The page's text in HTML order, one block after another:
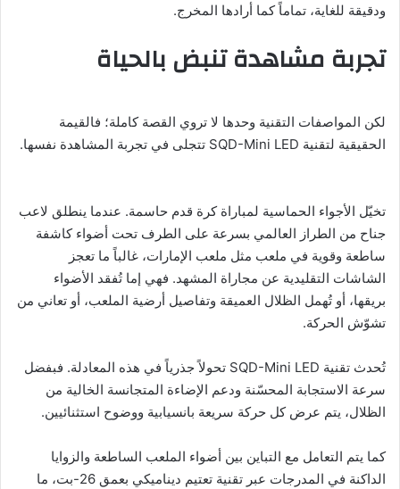
ودقيقة للغاية، تماماً كما أرادها المخرج.
تجربة مشاهدة تنبض بالحياة
لكن المواصفات التقنية وحدها لا تروي القصة كاملة؛ فالقيمة
الحقيقية لتقنية SQD-Mini LED تتجلى في تجربة المشاهدة نفسها.
تخيّل الأجواء الحماسية لمباراة كرة قدم حاسمة. عندما ينطلق لاعب
جناح من الطراز العالمي بسرعة على الطرف تحت أضواء كاشفة
ساطعة وقوية في ملعب مثل ملعب الإمارات، غالباً ما تعجز
الشاشات التقليدية عن مجاراة المشهد. فهي إما تُفقد الأضواء
بريقها، أو تُهمل الظلال العميقة وتفاصيل أرضية الملعب، أو تعاني من
تشوّش الحركة.
تُحدث تقنية SQD-Mini LED تحولاً جذرياً في هذه المعادلة. فبفضل
سرعة الاستجابة المحسّنة ودعم الإضاءة المتجانسة الخالية من
الظلال، يتم عرض كل حركة سريعة بانسيابية ووضوح استثنائيين.
كما يتم التعامل مع التباين بين أضواء الملعب الساطعة والزوايا
الداكنة في المدرجات عبر تقنية تعتيم ديناميكي بعمق 26-بت، ما